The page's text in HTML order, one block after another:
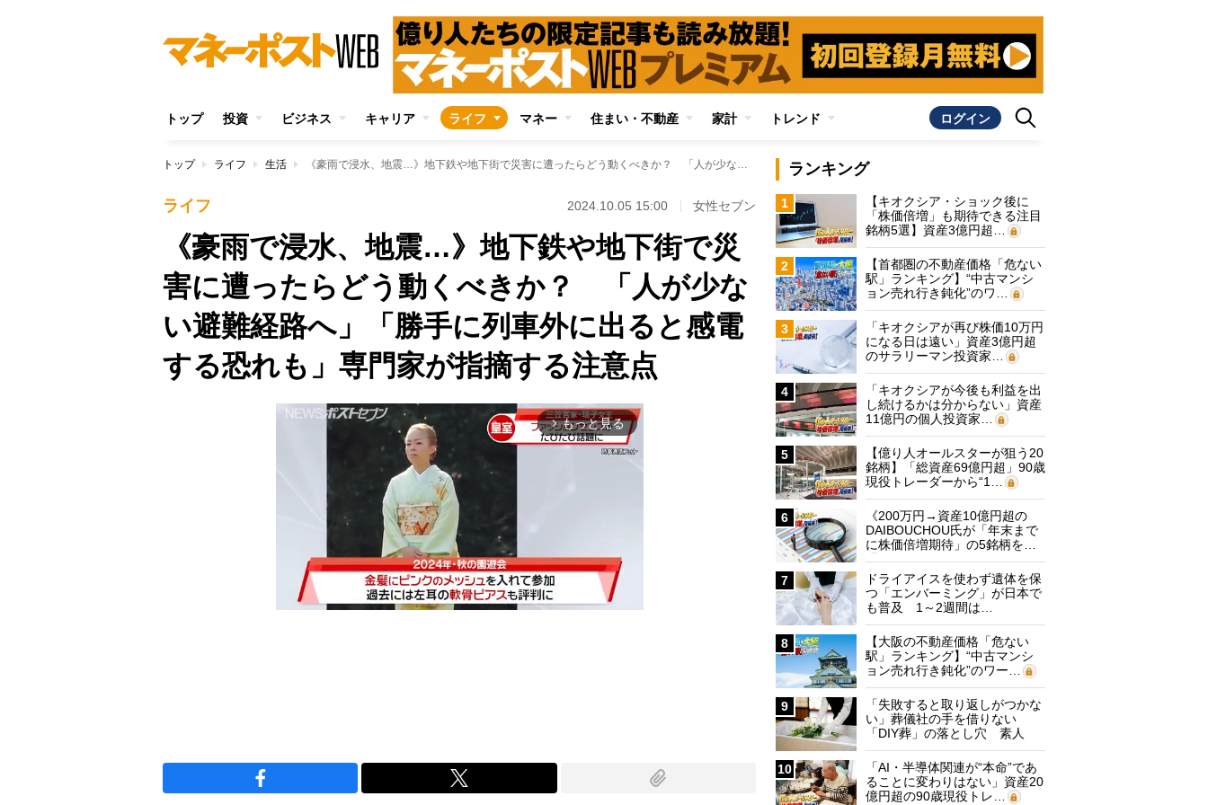
トップ 投資 ビジネス キャリア ライフ マネー 住まい・不動産 家計 トレンド ログイン
トップ ライフ 生活 《豪雨で浸水、地震…》地下鉄や地下街で災害に遭ったらどう動くべきか？ 「人が少ない避難経路へ」「勝手に列車外に出ると感電する恐れも」専門家が指摘する注意点
ライフ 2024.10.05 15:00 女性セブン
《豪雨で浸水、地震…》地下鉄や地下街で災
害に遭ったらどう動くべきか？ 「人が少な
い避難経路へ」「勝手に列車外に出ると感電
する恐れも」専門家が指摘する注意点
arrow_forward_ios もっと見る
ランキング
1
【キオクシア・ショック後に
「株価倍増」も期待できる注目
銘柄5選】資産3億円超…
2
【首都圏の不動産価格「危ない
駅」ランキング】“中古マンシ
ョン売れ行き鈍化”のワ…
3
「キオクシアが再び株価10万円
になる日は遠い」資産3億円超
のサラリーマン投資家…
4
「キオクシアが今後も利益を出
し続けるかは分からない」資産
11億円の個人投資家…
5
【億り人オールスターが狙う20
銘柄】「総資産69億円超」90歳
現役トレーダーから“1…
6
《200万円→資産10億円超の
DAIBOUCHOU氏が「年末まで
に株価倍増期待」の5銘柄を…
7
ドライアイスを使わず遺体を保
つ「エンバーミング」が日本で
も普及 1～2週間は…
8
【大阪の不動産価格「危ない
駅」ランキング】“中古マンシ
ョン売れ行き鈍化”のワー…
9
「失敗すると取り返しがつかな
い」葬儀社の手を借りない
「DIY葬」の落とし穴 素人
に…
10
「AI・半導体関連が“本命”であ
ることに変わりはない」資産20
億円超の90歳現役トレ…